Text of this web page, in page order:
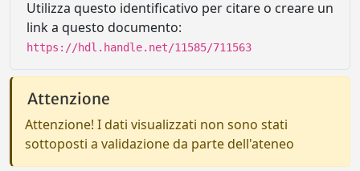
Utilizza questo identificativo per citare o creare un
link a questo documento:
https://hdl.handle.net/11585/711563
Attenzione
Attenzione! I dati visualizzati non sono stati
sottoposti a validazione da parte dell'ateneo